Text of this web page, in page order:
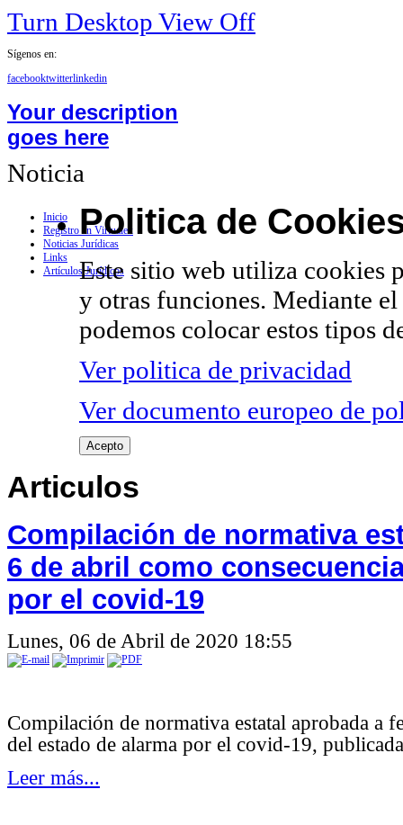
Turn Desktop View Off
Sígenos en:
facebooktwitterlinkedin
Your description
goes here
Inicio
Registro en Virtualex
Noticias Jurídicas
Links
Artículos Jurídicos
Noticia
Politica de
Este sitio web utiliza cookies
y otras funciones. Mediante
podemos colocar estos tipos
Ver politica de privacidad
Ver documento europeo de
Acepto
Articulos
Compilación de normativa
6 de abril como
por el covid-19
Lunes, 06 de Abril de 2020 18:55
Compilación de normativa estatal aprobada a
del estado de alarma por el covid-19,
Leer más...